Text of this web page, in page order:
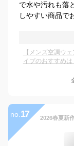
で水や汚れも落
しやすい商品で
【メンズ空調ウ
イプのおすすめは
no. 17